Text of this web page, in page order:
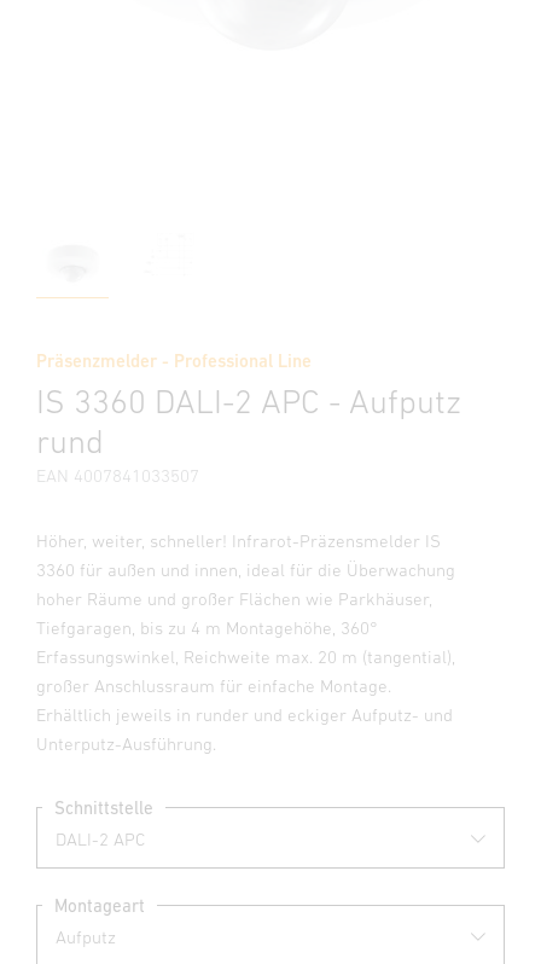
Präsenzmelder - Professional Line
IS 3360 DALI-2 APC - Aufputz
rund
EAN 4007841033507
Höher, weiter, schneller! Infrarot-Präzensmelder IS
3360 für außen und innen, ideal für die Überwachung
hoher Räume und großer Flächen wie Parkhäuser,
Tiefgaragen, bis zu 4 m Montagehöhe, 360°
Erfassungswinkel, Reichweite max. 20 m (tangential),
großer Anschlussraum für einfache Montage.
Erhältlich jeweils in runder und eckiger Aufputz- und
Unterputz-Ausführung.
Schnittstelle
Montageart